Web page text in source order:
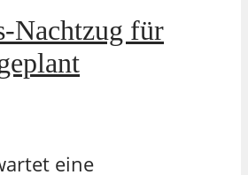
Nachtzug für
eine